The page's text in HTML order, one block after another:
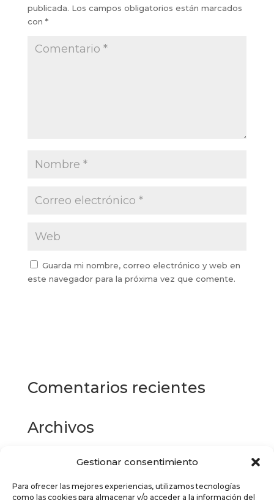
Gestionar consentimiento
Para ofrecer las mejores experiencias, utilizamos tecnologías
como las cookies para almacenar y/o acceder a la información del
publicada. Los campos obligatorios están marcados
con *
Guarda mi nombre, correo electrónico y web en
este navegador para la próxima vez que comente.
Comentarios recientes
Archivos
Categorías
No hay categorías